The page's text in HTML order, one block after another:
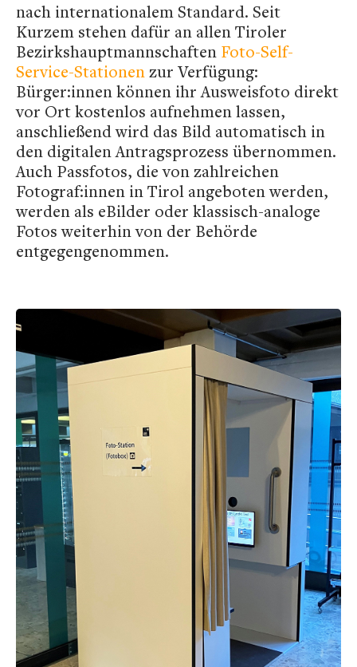
nach internationalem Standard. Seit
Kurzem stehen dafür an allen Tiroler
Bezirkshauptmannschaften Foto-Self-
Service-Stationenzur Verfügung:
Bürger:innen können ihr Ausweisfoto direkt
vor Ort kostenlos aufnehmen lassen,
anschließend wird das Bild automatisch in
den digitalen Antragsprozess übernommen.
Auch Passfotos, die von zahlreichen
Fotograf:innen in Tirol angeboten werden,
werden als eBilder oder klassisch-analoge
Fotos weiterhin von der Behörde
entgegengenommen.